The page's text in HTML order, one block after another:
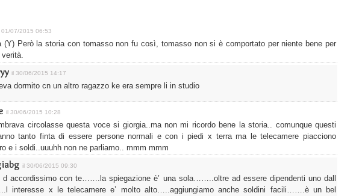
01/07/2015 06:53
(Y) Però la storia con tomasso non fu così, tomasso non si è comportato per niente bene per
il 30/06/2015 14:17
dormito cn un altro ragazzo ke era sempre li in studio
il 30/06/2015 10:28
circolasse questa voce si giorgia..ma non mi ricordo bene la storia.. comunque questi
tanto finta di essere persone normali e con i piedi x terra ma le telecamere piacciono
e i soldi..uuuhh non ne parliamo.. mmm mmm
il 30/06/2015 09:30
d accordissimo con te…….la spiegazione è’ una sola……..oltre ad essere dipendenti uno dall
interesse x le telecamere e’ molto alto…..aggiungiamo anche soldini facili…….è un bel